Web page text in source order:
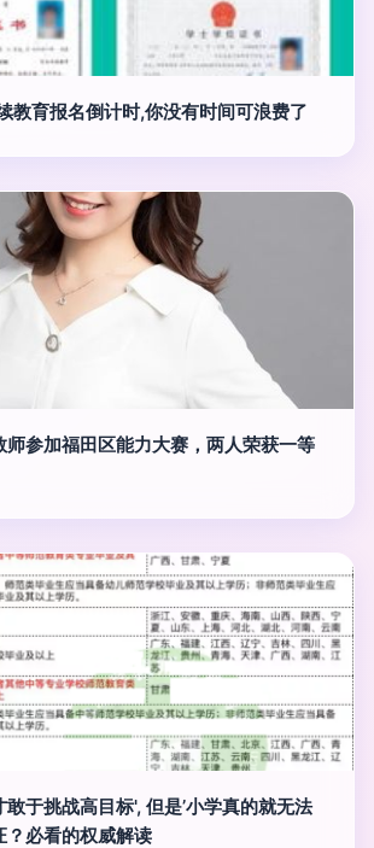
教育报名倒计时,你没有时间可浪费了
师参加福田区能力大赛，两人荣获一等
于挑战高目标', 但是’小学真的就无法
？必看的权威解读